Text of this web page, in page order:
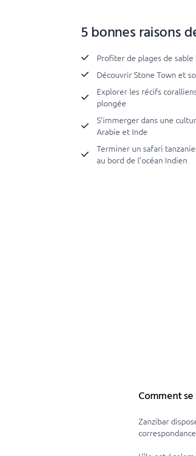
5 bonnes raisons
Profiter de plages de
Découvrir Stone Town et
Explorer les récifs
plongée
S’immerger dans une
Arabie et Inde
Terminer un safari
au bord de l’océan Indien
Comment
Zanzibar